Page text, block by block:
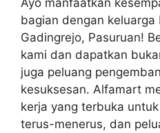
bagian dengan
Gadingrejo, Pasuruan!
kami dan dapatkan
juga peluang
kesuksesan. Alfamart
kerja yang terbuka
terus-menerus, dan